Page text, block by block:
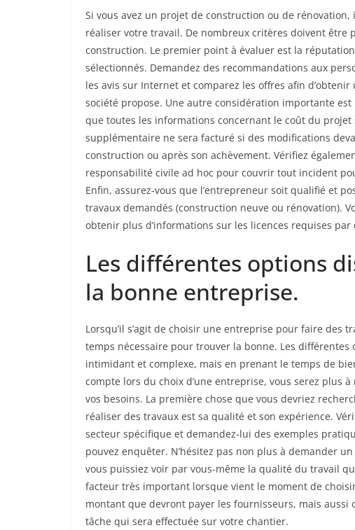
Si vous avez un projet de construction ou de
réaliser votre travail. De nombreux critères doivent être
construction. Le premier point à évaluer est la
sélectionnés. Demandez des recommandations aux
les avis sur Internet et comparez les offres afin
société propose. Une autre considération importante
que toutes les informations concernant le coût du
supplémentaire ne sera facturé si des modifications
construction ou après son achèvement. Vérifiez
responsabilité civile ad hoc pour couvrir tout incident
Enfin, assurez-vous que l’entrepreneur soit qualifié et
travaux demandés (construction neuve ou rénovation).
obtenir plus d’informations sur les licences requises
Les différentes options
la bonne entreprise.
Lorsqu’il s’agit de choisir une entreprise pour faire
temps nécessaire pour trouver la bonne. Les
intimidant et complexe, mais en prenant le temps de
compte lors du choix d’une entreprise, vous serez plus
vos besoins. La première chose que vous devriez
réaliser des travaux est sa qualité et son expérience.
secteur spécifique et demandez-lui des exemples
pouvez enquêter. N’hésitez pas non plus à demander
vous puissiez voir par vous-même la qualité du travail
facteur très important lorsque vient le moment de
montant que devront payer les fournisseurs, mais
tâche qui sera effectuée sur votre chantier.